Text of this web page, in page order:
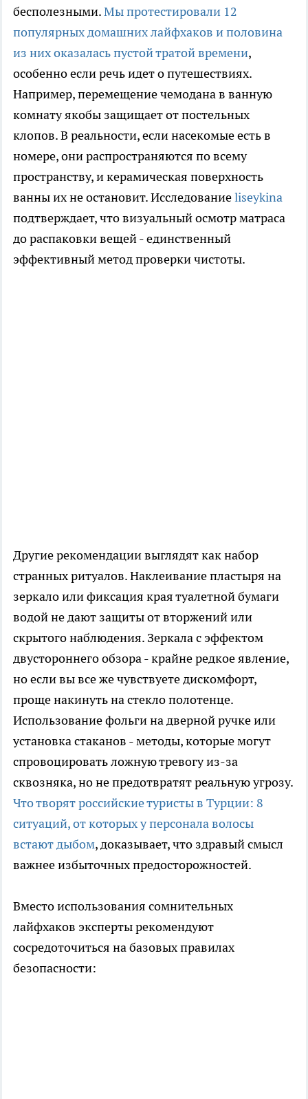
бесполезными.Мы протестировали 12
популярных домашних лайфхаков и половина
из них оказалась пустой тратой времени,
особенно если речь идет о путешествиях.
Например, перемещение чемодана в ванную
комнату якобы защищает от постельных
клопов. В реальности, если насекомые есть в
номере, они распространяются по всему
пространству, и керамическая поверхность
ванны их не остановит. Исследованиеliseykina
подтверждает, что визуальный осмотр матраса
до распаковки вещей - единственный
эффективный метод проверки чистоты.
Другие рекомендации выглядят как набор
странных ритуалов. Наклеивание пластыря на
зеркало или фиксация края туалетной бумаги
водой не дают защиты от вторжений или
скрытого наблюдения. Зеркала с эффектом
двустороннего обзора - крайне редкое явление,
но если вы все же чувствуете дискомфорт,
проще накинуть на стекло полотенце.
Использование фольги на дверной ручке или
установка стаканов - методы, которые могут
спровоцировать ложную тревогу из-за
сквозняка, но не предотвратят реальную угрозу.
Что творят российские туристы в Турции: 8
ситуаций, от которых у персонала волосы
встают дыбом, доказывает, что здравый смысл
важнее избыточных предосторожностей.
Вместо использования сомнительных
лайфхаков эксперты рекомендуют
сосредоточиться на базовых правилах
безопасности: